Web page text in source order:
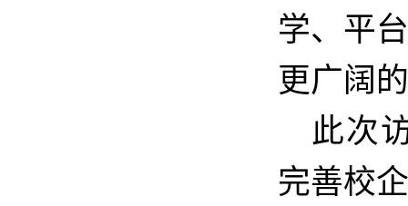
学、平
更广阔
此次
完善校